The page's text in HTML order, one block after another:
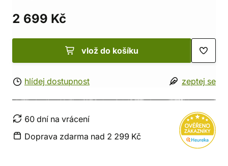
2 699 Kč
vlož do košíku
hlídej dostupnost zeptej se
60 dní na vrácení
Doprava zdarma nad 2 299 Kč